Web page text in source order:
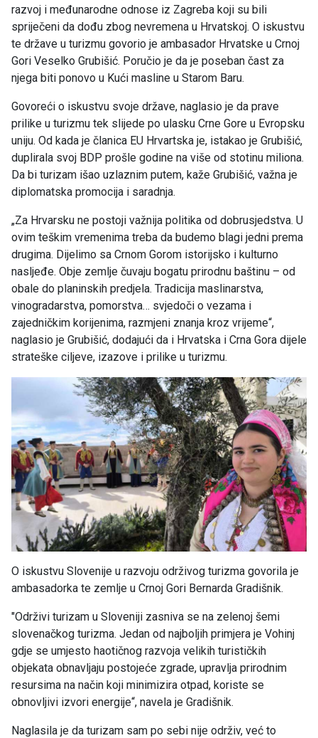
razvoj i međunarodne odnose iz Zagreba koji su bili
spriječeni da dođu zbog nevremena u Hrvatskoj. O iskustvu
te države u turizmu govorio je ambasador Hrvatske u Crnoj
Gori Veselko Grubišić. Poručio je da je poseban čast za
njega biti ponovo u Kući masline u Starom Baru.
Govoreći o iskustvu svoje države, naglasio je da prave
prilike u turizmu tek slijede po ulasku Crne Gore u Evropsku
uniju. Od kada je članica EU Hrvartska je, istakao je Grubišić,
duplirala svoj BDP prošle godine na više od stotinu miliona.
Da bi turizam išao uzlaznim putem, kaže Grubišić, važna je
diplomatska promocija i saradnja.
„Za Hrvarsku ne postoji važnija politika od dobrusjedstva. U
ovim teškim vremenima treba da budemo blagi jedni prema
drugima. Dijelimo sa Crnom Gorom istorijsko i kulturno
nasljeđe. Obje zemlje čuvaju bogatu prirodnu baštinu – od
obale do planinskih predjela. Tradicija maslinarstva,
vinogradarstva, pomorstva… svjedoči o vezama i
zajedničkim korijenima, razmjeni znanja kroz vrijeme“,
naglasio je Grubišić, dodajući da i Hrvatska i Crna Gora dijele
strateške ciljeve, izazove i prilike u turizmu.
O iskustvu Slovenije u razvoju održivog turizma govorila je
ambasadorka te zemlje u Crnoj Gori Bernarda Gradišnik.
"Održivi turizam u Sloveniji zasniva se na zelenoj šemi
slovenačkog turizma. Jedan od najboljih primjera je Vohinj
gdje se umjesto haotičnog razvoja velikih turističkih
objekata obnavljaju postojeće zgrade, upravlja prirodnim
resursima na način koji minimizira otpad, koriste se
obnovljivi izvori energije“, navela je Gradišnik.
Naglasila je da turizam sam po sebi nije održiv, već to